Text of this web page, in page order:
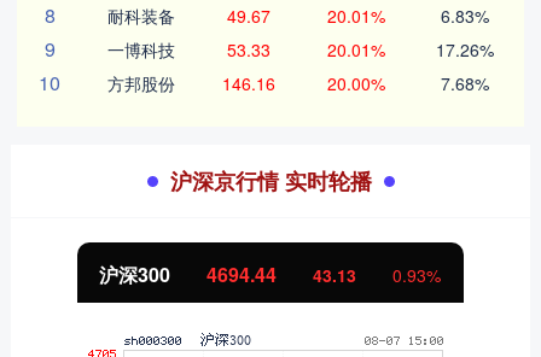
8 耐科装备 49.67 20.01% 6.83%
9 一博科技 53.33 20.01% 17.26%
10 方邦股份 146.16 20.00% 7.68%
沪深京行情 实时轮播
北证50 1134.24 11.37 1.01%